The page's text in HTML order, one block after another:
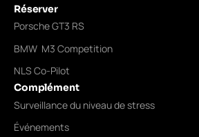
Réserver
Porsche GT3 RS
BMW M3 Competition
NLS Co-Pilot
Complément
Surveillance du niveau de stress
Événements